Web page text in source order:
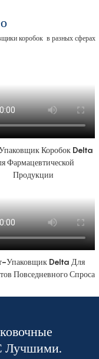
коробок в разных сферах
Коробок Delta
Фармацевтической
Продукции
Упаковщик Delta Для
Повседневного Спроса
Лучшими.